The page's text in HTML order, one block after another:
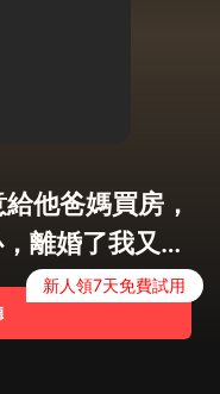
他爸媽買房，
離婚了我又后
新人領7天免費試用